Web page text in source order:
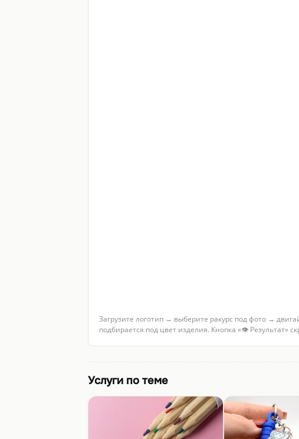
Загрузите логотип → выберите ракурс под фото →
подбирается под цвет изделия. Кнопка «👁 Результат»
Услуги по теме